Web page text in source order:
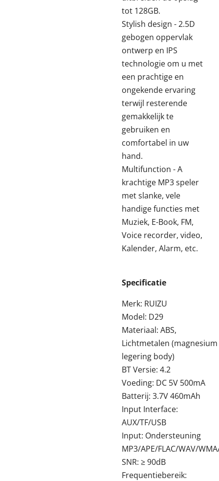
tot 128GB.
Stylish design - 2.5D
gebogen oppervlak
ontwerp en IPS
technologie om u met
een prachtige en
ongekende ervaring
terwijl resterende
gemakkelijk te
gebruiken en
comfortabel in uw
hand.
Multifunction - A
krachtige MP3 speler
met slanke, vele
handige functies met
Muziek, E-Book, FM,
Voice recorder, video,
Kalender, Alarm, etc.
Specificatie
Merk: RUIZU
Model: D29
Materiaal: ABS,
Lichtmetalen (magnesium
legering body)
BT Versie: 4.2
Voeding: DC 5V 500mA
Batterij: 3.7V 460mAh
Input Interface:
AUX/TF/USB
Input: Ondersteuning
MP3/APE/FLAC/WAV/
SNR: ≥ 90dB
Frequentiebereik: